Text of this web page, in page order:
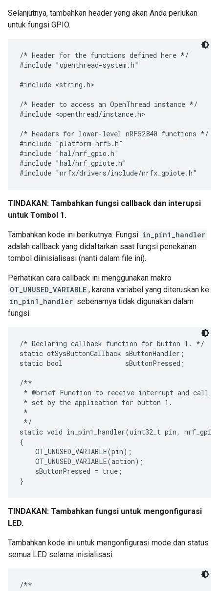
Selanjutnya, tambahkan header yang akan Anda perlukan
untuk fungsi GPIO.
/* Header for the functions defined here */
#include "openthread-system.h"
#include <string.h>
/* Header to access an OpenThread instance */
#include <openthread/instance.h>
/* Headers for lower-level nRF52840 functions */
#include "platform-nrf5.h"
#include "hal/nrf_gpio.h"
#include "hal/nrf_gpiote.h"
TINDAKAN: Tambahkan fungsi callback dan interupsi
untuk Tombol 1.
Tambahkan kode ini berikutnya. Fungsi in_pin1_handler
adalah callback yang didaftarkan saat fungsi penekanan
tombol diinisialisasi (nanti dalam file ini).
Perhatikan cara callback ini menggunakan makro
OT_UNUSED_VARIABLE , karena variabel yang diteruskan ke
in_pin1_handler sebenarnya tidak digunakan dalam
fungsi.
/* Declaring callback function for button 1. */
static otSysButtonCallback sButtonHandler;
static bool                sButtonPressed;
/**
* @brief Function to receive interrupt and call
* set by the application for button 1.
*
*/
static void in_pin1_handler(uint32_t pin,
{
    OT_UNUSED_VARIABLE(pin);
    OT_UNUSED_VARIABLE(action);
    sButtonPressed = true;
TINDAKAN: Tambahkan fungsi untuk mengonfigurasi
LED.
Tambahkan kode ini untuk mengonfigurasi mode dan status
semua LED selama inisialisasi.
/**